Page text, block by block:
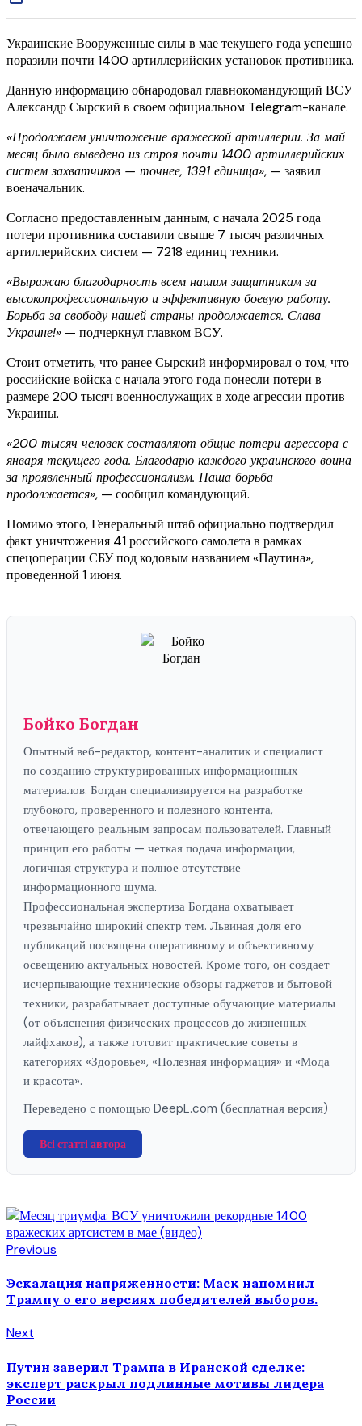
Украинские Вооруженные силы в мае текущего года успешно
поразили почти 1400 артиллерийских установок противника.
Данную информацию обнародовал главнокомандующий ВСУ
Александр Сырский в своем официальном Telegram-канале.
«Продолжаем уничтожение вражеской артиллерии. За май
месяц было выведено из строя почти 1400 артиллерийских
систем захватчиков — точнее, 1391 единица», — заявил
военачальник.
Согласно предоставленным данным, с начала 2025 года
потери противника составили свыше 7 тысяч различных
артиллерийских систем — 7218 единиц техники.
«Выражаю благодарность всем нашим защитникам за
высокопрофессиональную и эффективную боевую работу.
Борьба за свободу нашей страны продолжается. Слава
Украине!» — подчеркнул главком ВСУ.
Стоит отметить, что ранее Сырский информировал о том, что
российские войска с начала этого года понесли потери в
размере 200 тысяч военнослужащих в ходе агрессии против
Украины.
«200 тысяч человек составляют общие потери агрессора с
января текущего года. Благодарю каждого украинского воина
за проявленный профессионализм. Наша борьба
продолжается», — сообщил командующий.
Помимо этого, Генеральный штаб официально подтвердил
факт уничтожения 41 российского самолета в рамках
спецоперации СБУ под кодовым названием «Паутина»,
проведенной 1 июня.
Бойко Богдан
Опытный веб-редактор, контент-аналитик и специалист
по созданию структурированных информационных
материалов. Богдан специализируется на разработке
глубокого, проверенного и полезного контента,
отвечающего реальным запросам пользователей. Главный
принцип его работы — четкая подача информации,
логичная структура и полное отсутствие
информационного шума.
Профессиональная экспертиза Богдана охватывает
чрезвычайно широкий спектр тем. Львиная доля его
публикаций посвящена оперативному и объективному
освещению актуальных новостей. Кроме того, он создает
исчерпывающие технические обзоры гаджетов и бытовой
техники, разрабатывает доступные обучающие материалы
(от объяснения физических процессов до жизненных
лайфхаков), а также готовит практические советы в
категориях «Здоровье», «Полезная информация» и «Мода
и красота».
Переведено с помощью DeepL.com (бесплатная версия)
Всі статті автора
Previous
Эскалация напряженности: Маск напомнил
Трампу о его версиях победителей выборов.
Next
Путин заверил Трампа в Иранской сделке:
эксперт раскрыл подлинные мотивы лидера
России